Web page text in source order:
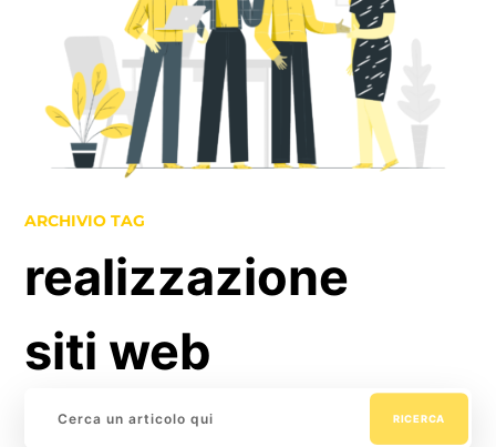
ARCHIVIO TAG
realizzazione
siti web